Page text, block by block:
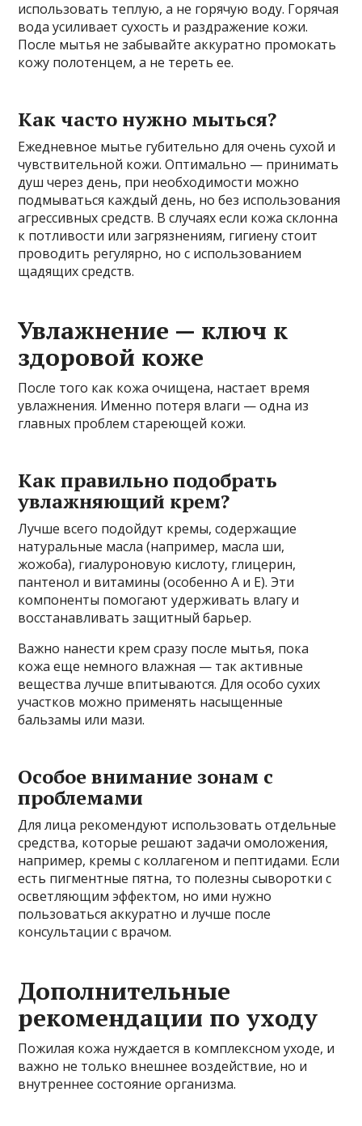
использовать теплую, а не горячую воду. Горячая
вода усиливает сухость и раздражение кожи.
После мытья не забывайте аккуратно промокать
кожу полотенцем, а не тереть ее.
Как часто нужно мыться?
Ежедневное мытье губительно для очень сухой и
чувствительной кожи. Оптимально — принимать
душ через день, при необходимости можно
подмываться каждый день, но без использования
агрессивных средств. В случаях если кожа склонна
к потливости или загрязнениям, гигиену стоит
проводить регулярно, но с использованием
щадящих средств.
Увлажнение — ключ к
здоровой коже
После того как кожа очищена, настает время
увлажнения. Именно потеря влаги — одна из
главных проблем стареющей кожи.
Как правильно подобрать
увлажняющий крем?
Лучше всего подойдут кремы, содержащие
натуральные масла (например, масла ши,
жожоба), гиалуроновую кислоту, глицерин,
пантенол и витамины (особенно А и Е). Эти
компоненты помогают удерживать влагу и
восстанавливать защитный барьер.
Важно нанести крем сразу после мытья, пока
кожа еще немного влажная — так активные
вещества лучше впитываются. Для особо сухих
участков можно применять насыщенные
бальзамы или мази.
Особое внимание зонам с
проблемами
Для лица рекомендуют использовать отдельные
средства, которые решают задачи омоложения,
например, кремы с коллагеном и пептидами. Если
есть пигментные пятна, то полезны сыворотки с
осветляющим эффектом, но ими нужно
пользоваться аккуратно и лучше после
консультации с врачом.
Дополнительные
рекомендации по уходу
Пожилая кожа нуждается в комплексном уходе, и
важно не только внешнее воздействие, но и
внутреннее состояние организма.